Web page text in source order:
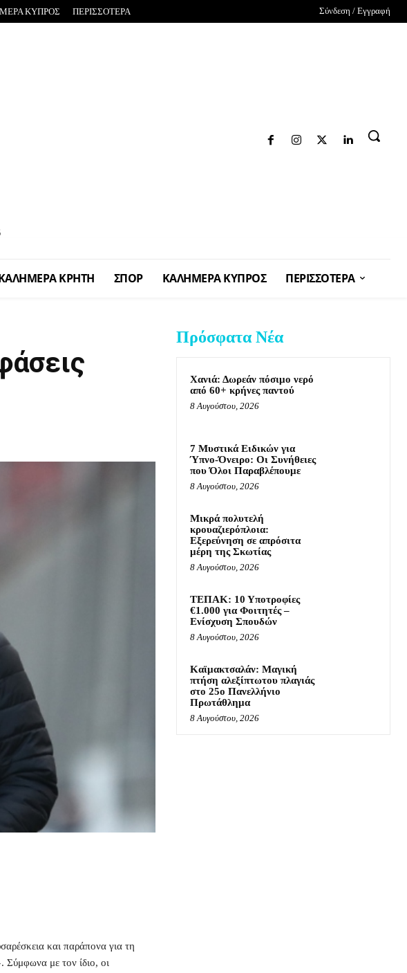
ΚΥΠΡΟΣ ΠΕΡΙΣΣΟΤΕΡΑ Σύνδεση / Εγγραφή
ΚΡΗΤΗ ΣΠΟΡ ΚΑΛΗΜΕΡΑ ΚΥΠΡΟΣ ΠΕΡΙΣΣΟΤΕΡΑ
και παράπονα για τη
Σύμφωνα με τον ίδιο, οι
Πρόσφατα Νέα
Χανιά: Δωρεάν πόσιμο νερό
από 60+ κρήνες παντού
8 Αυγούστου, 2026
7 Μυστικά Ειδικών για
Ύπνο-Όνειρο: Οι Συνήθειες
που Όλοι Παραβλέπουμε
8 Αυγούστου, 2026
Μικρά πολυτελή
κρουαζιερόπλοια:
Εξερεύνηση σε απρόσιτα
μέρη της Σκωτίας
8 Αυγούστου, 2026
ΤΕΠΑΚ: 10 Υποτροφίες
€1.000 για Φοιτητές –
Ενίσχυση Σπουδών
8 Αυγούστου, 2026
Καϊμακτσαλάν: Μαγική
πτήση αλεξίπτωτου πλαγιάς
στο 25ο Πανελλήνιο
Πρωτάθλημα
8 Αυγούστου, 2026